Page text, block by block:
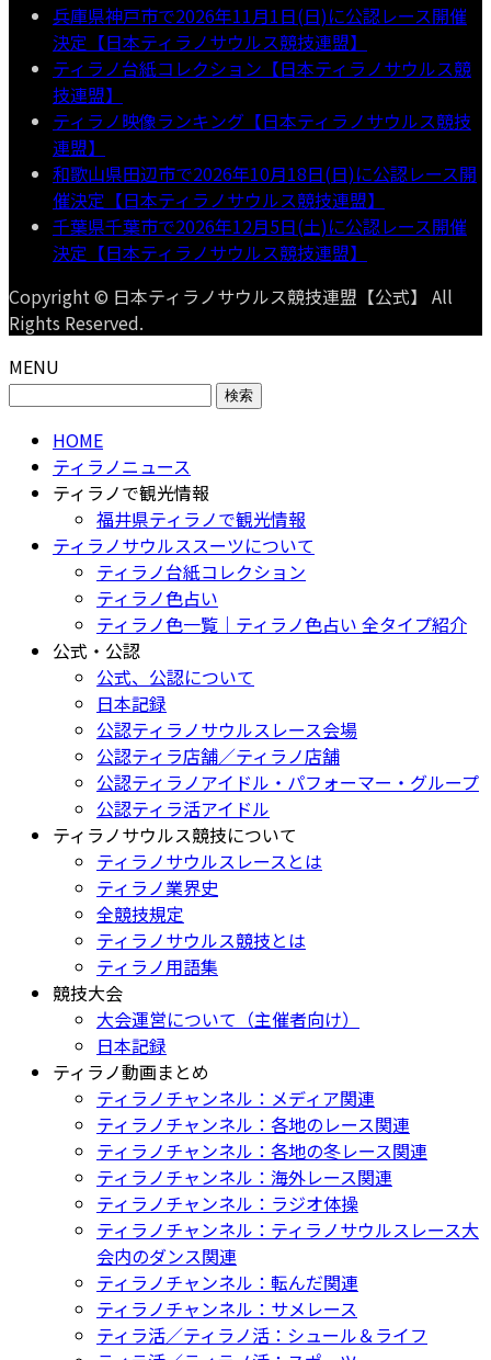
兵庫県神戸市で2026年11月1日(日)に公認レース開催
決定【日本ティラノサウルス競技連盟】
ティラノ台紙コレクション【日本ティラノサウルス競
技連盟】
ティラノ映像ランキング【日本ティラノサウルス競技
連盟】
和歌山県田辺市で2026年10月18日(日)に公認レース開
催決定【日本ティラノサウルス競技連盟】
千葉県千葉市で2026年12月5日(土)に公認レース開催
決定【日本ティラノサウルス競技連盟】
Copyright © 日本ティラノサウルス競技連盟【公式】 All
Rights Reserved.
MENU
検
HOME
ティラノニュース
ティラノで観光情報
福井県ティラノで観光情報
ティラノサウルススーツについて
ティラノ台紙コレクション
ティラノ色占い
ティラノ色一覧｜ティラノ色占い 全タイプ紹介
公式・公認
公式、公認について
日本記録
公認ティラノサウルスレース会場
公認ティラ店舗／ティラノ店舗
公認ティラノアイドル・パフォーマー・グループ
公認ティラ活アイドル
ティラノサウルス競技について
ティラノサウルスレースとは
ティラノ業界史
全競技規定
ティラノサウルス競技とは
ティラノ用語集
競技大会
大会運営について（主催者向け）
日本記録
ティラノ動画まとめ
ティラノチャンネル：メディア関連
ティラノチャンネル：各地のレース関連
ティラノチャンネル：各地の冬レース関連
ティラノチャンネル：海外レース関連
ティラノチャンネル：ラジオ体操
ティラノチャンネル：ティラノサウルスレース大
会内のダンス関連
ティラノチャンネル：転んだ関連
ティラノチャンネル：サメレース
ティラ活／ティラノ活：シュール＆ライフ